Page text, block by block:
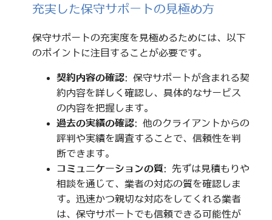
充実した保守サポートの見極め方
保守サポートの充実度を見極めるためには、以下
のポイントに注目することが必要です。
契約内容の確認: 保守サポートが含まれる契
約内容を詳しく確認し、具体的なサービス
の内容を把握します。
過去の実績の確認: 他のクライアントからの
評判や実績を調査することで、信頼性を判
断できます。
コミュニケーションの質: 先ずは見積もりや
相談を通じて、業者の対応の質を確認しま
す。迅速かつ親切な対応をしてくれる業者
は、保守サポートでも信頼できる可能性が